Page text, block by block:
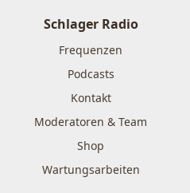
Schlager Radio
Frequenzen
Podcasts
Kontakt
Moderatoren & Team
Shop
Wartungsarbeiten